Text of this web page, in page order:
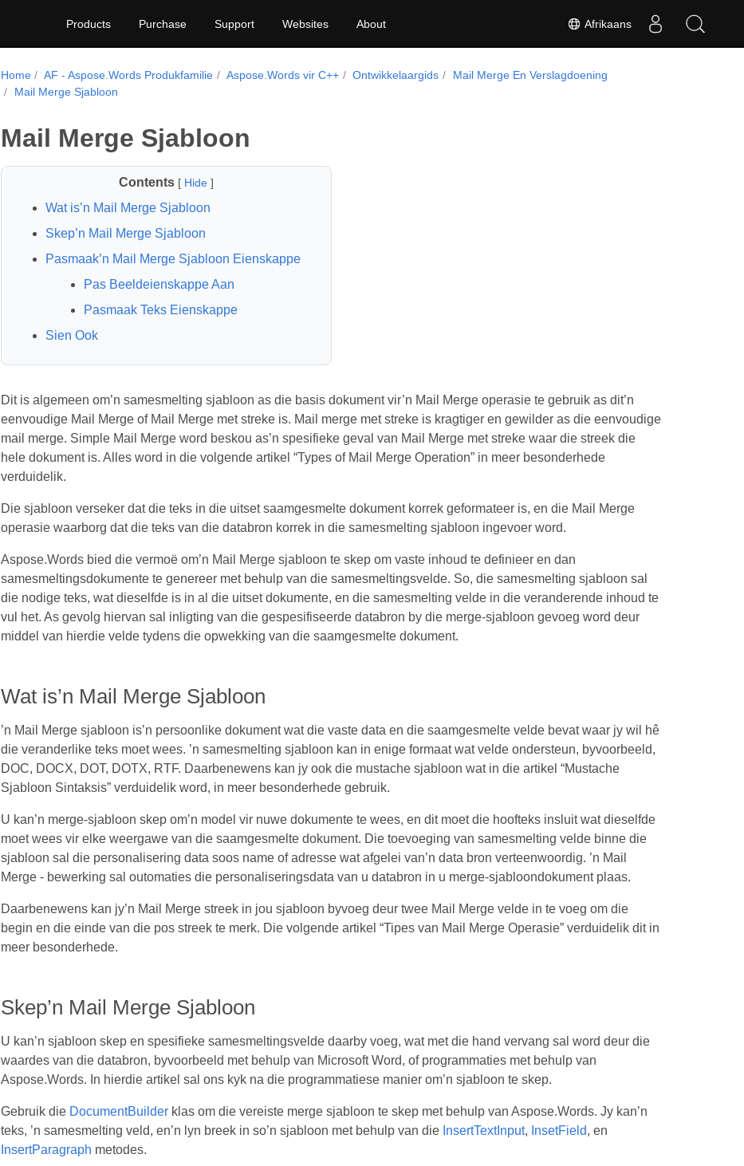
Afrikaans
Products Purchase Support Websites About
Home AF - Aspose.Words Produkfamilie Aspose.Words vir C++ Ontwikkelaargids
Mail Merge En Verslagdoening
Mail Merge Sjabloon
Mail Merge Sjabloon
Contents[ Hide ]
Wat is’n Mail Merge Sjabloon
Skep’n Mail Merge Sjabloon
Pasmaak’n Mail Merge Sjabloon Eienskappe
Pas Beeldeienskappe Aan
Pasmaak Teks Eienskappe
Sien Ook
Dit is algemeen om’n samesmelting sjabloon as die basis dokument vir’n Mail Merge operasie te gebruik as dit’n
eenvoudige Mail Merge of Mail Merge met streke is. Mail merge met streke is kragtiger en gewilder as die eenvoudige
mail merge. Simple Mail Merge word beskou as’n spesifieke geval van Mail Merge met streke waar die streek die
hele dokument is. Alles word in die volgende artikel “Types of Mail Merge Operation” in meer besonderhede
verduidelik.
Die sjabloon verseker dat die teks in die uitset saamgesmelte dokument korrek geformateer is, en die Mail Merge
operasie waarborg dat die teks van die databron korrek in die samesmelting sjabloon ingevoer word.
Aspose.Words bied die vermoë om’n Mail Merge sjabloon te skep om vaste inhoud te definieer en dan
samesmeltingsdokumente te genereer met behulp van die samesmeltingsvelde. So, die samesmelting sjabloon sal
die nodige teks, wat dieselfde is in al die uitset dokumente, en die samesmelting velde in die veranderende inhoud te
vul het. As gevolg hiervan sal inligting van die gespesifiseerde databron by die merge-sjabloon gevoeg word deur
middel van hierdie velde tydens die opwekking van die saamgesmelte dokument.
Wat is’n Mail Merge Sjabloon
’n Mail Merge sjabloon is’n persoonlike dokument wat die vaste data en die saamgesmelte velde bevat waar jy wil hê
die veranderlike teks moet wees. ’n samesmelting sjabloon kan in enige formaat wat velde ondersteun, byvoorbeeld,
DOC, DOCX, DOT, DOTX, RTF. Daarbenewens kan jy ook die mustache sjabloon wat in die artikel “Mustache
Sjabloon Sintaksis” verduidelik word, in meer besonderhede gebruik.
U kan’n merge-sjabloon skep om’n model vir nuwe dokumente te wees, en dit moet die hoofteks insluit wat dieselfde
moet wees vir elke weergawe van die saamgesmelte dokument. Die toevoeging van samesmelting velde binne die
sjabloon sal die personalisering data soos name of adresse wat afgelei van’n data bron verteenwoordig. ’n Mail
Merge - bewerking sal outomaties die personaliseringsdata van u databron in u merge-sjabloondokument plaas.
Daarbenewens kan jy’n Mail Merge streek in jou sjabloon byvoeg deur twee Mail Merge velde in te voeg om die
begin en die einde van die pos streek te merk. Die volgende artikel “Tipes van Mail Merge Operasie” verduidelik dit in
meer besonderhede.
Skep’n Mail Merge Sjabloon
U kan’n sjabloon skep en spesifieke samesmeltingsvelde daarby voeg, wat met die hand vervang sal word deur die
waardes van die databron, byvoorbeeld met behulp van Microsoft Word, of programmaties met behulp van
Aspose.Words. In hierdie artikel sal ons kyk na die programmatiese manier om’n sjabloon te skep.
Gebruik die DocumentBuilderklas om die vereiste merge sjabloon te skep met behulp van Aspose.Words. Jy kan’n
teks, ’n samesmelting veld, en’n lyn breek in so’n sjabloon met behulp van die InsertTextInput, InsetField, en
InsertParagraph metodes.